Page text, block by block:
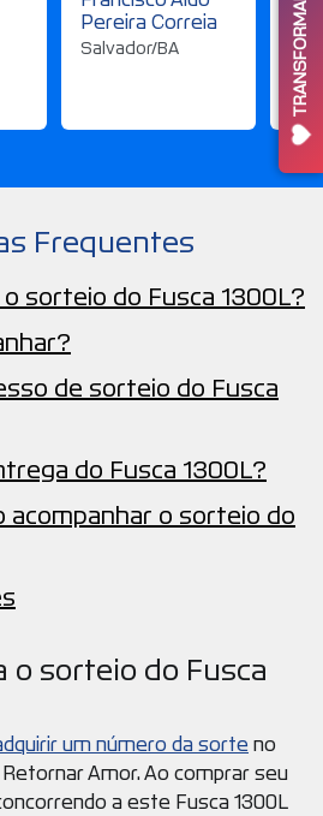
Pereira Correia
Salvador/BA
Frequentes
sorteio do Fusca 1300L?
de sorteio do Fusca
do Fusca 1300L?
acompanhar o sorteio do
o sorteio do Fusca
um número da sorteno
Amor. Ao comprar seu
a este Fusca 1300L